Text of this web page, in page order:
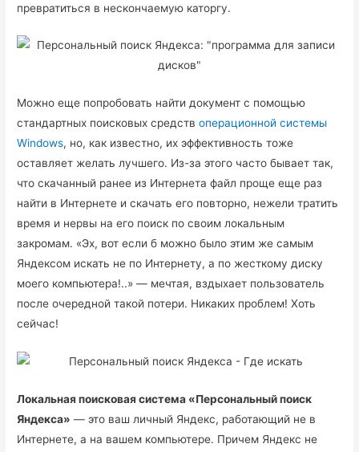
превратиться в нескончаемую каторгу.
Можно еще попробовать найти документ с помощью
стандартных поисковых средствоперационной системы
Windows, но, как известно, их эффективность тоже
оставляет желать лучшего. Из-за этого часто бывает так,
что скачанный ранее из Интернета файл проще еще раз
найти в Интернете и скачать его повторно, нежели тратить
время и нервы на его поиск по своим локальным
закромам. «Эх, вот если б можно было этим же самым
Яндексом искать не по Интернету, а по жесткому диску
моего компьютера!..» — мечтая, вздыхает пользователь
после очередной такой потери. Никаких проблем! Хоть
сейчас!
Локальная поисковая система «Персональный поиск
Яндекса» — это ваш личный Яндекс, работающий не в
Интернете, а на вашем компьютере. Причем Яндекс не